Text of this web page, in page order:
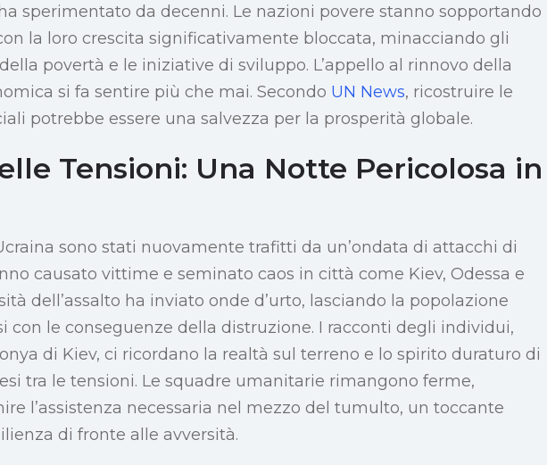
sperimentato da decenni. Le nazioni povere stanno sopportando
la loro crescita significativamente bloccata, minacciando gli
povertà e le iniziative di sviluppo. L’appello al rinnovo della
si fa sentire più che mai. Secondo UN News, ricostruire le
potrebbe essere una salvezza per la prosperità globale.
Tensioni: Una Notte Pericolosa in
sono stati nuovamente trafitti da un’ondata di attacchi di
causato vittime e seminato caos in città come Kiev, Odessa e
dell’assalto ha inviato onde d’urto, lasciando la popolazione
con le conseguenze della distruzione. I racconti degli individui,
di Kiev, ci ricordano la realtà sul terreno e lo spirito duraturo di
tra le tensioni. Le squadre umanitarie rimangono ferme,
l’assistenza necessaria nel mezzo del tumulto, un toccante
di fronte alle avversità.